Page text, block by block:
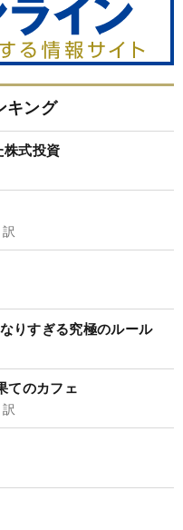
キング
株式投資
りすぎる究極のルール
てのカフェ